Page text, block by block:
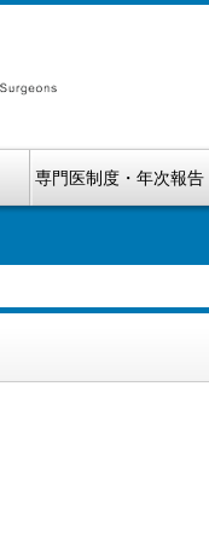
専門医制度・年次報告